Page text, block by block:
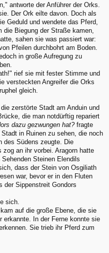
antworte der Anführer der Orks.
Der Ork eilte davon. Doch als
Geduld und wendete das Pferd,
Biegung der Straße kamen,
sahen sie was passiert war:
Pfeilen durchbohrt am Boden.
in große Aufregung zu
rief sie mit fester Stimme und
versteckten Angreifer die Orks
gleich.
zerstörte Stadt am Anduin und
die man notdürftig repariert
dazu gezwungen hat?fragte
in Ruinen zu sehen, die noch
des Südens zeugte. Die
zog an ihr vorbei. Aragorn hatte
Sehenden Steinen Elendils
dass der Stein von Osgiliath
war, bevor er in den Fluten
der Sippenstreit Gondors
sich.
auf die große Ebene, die sie
erkannte. In der Ferne konnte sie
Sie trieb ihr Pferd zum